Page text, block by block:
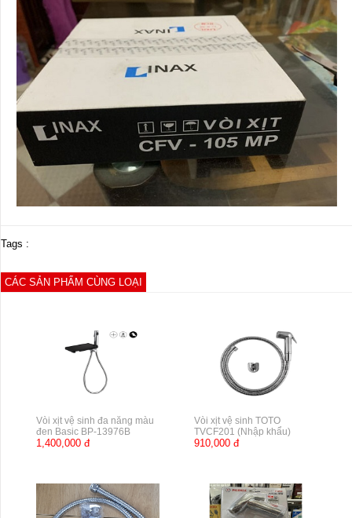
Tags :
CÁC SẢN PHẨM CÙNG LOẠI
Vòi xịt vệ sinh đa năng màu
đen Basic BP-13976B
1,400,000 đ
Vòi xịt vệ sinh TOTO
TVCF201 (Nhập khẩu)
910,000 đ